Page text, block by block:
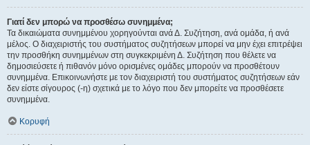
Γιατί δεν μπορώ να προσθέσω συνημμένα;
Τα δικαιώματα συνημμένου χορηγούνται ανά Δ. Συζήτηση, ανά ομάδα, ή ανά
μέλος. Ο διαχειριστής του συστήματος συζητήσεων μπορεί να μην έχει επιτρέψει
την προσθήκη συνημμένων στη συγκεκριμένη Δ. Συζήτηση που θέλετε να
δημοσιεύσετε ή πιθανόν μόνο ορισμένες ομάδες μπορούν να προσθέτουν
συνημμένα. Επικοινωνήστε με τον διαχειριστή του συστήματος συζητήσεων εάν
δεν είστε σίγουρος (-η) σχετικά με το λόγο που δεν μπορείτε να προσθέσετε
συνημμένα.
Κορυφή